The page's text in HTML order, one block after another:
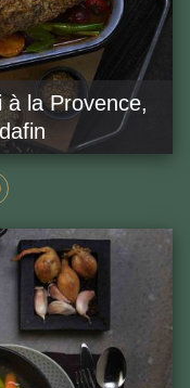
la Provence,
ACUM